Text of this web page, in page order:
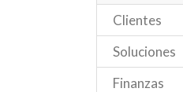
Clientes
Soluciones
Finanzas